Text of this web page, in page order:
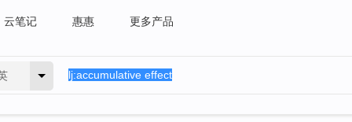
云笔记 惠惠 更多产品